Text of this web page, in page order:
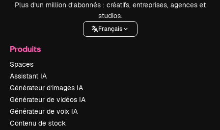
Plus d’un million d’abonnés : créatifs, entreprises, agences et
studios.
Français
Produits
Spaces
Assistant IA
Générateur d’images IA
Générateur de vidéos IA
Générateur de voix IA
Contenu de stock